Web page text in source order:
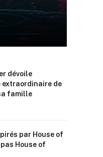
dévoile
extraordinaire de
famille
par House of
House of